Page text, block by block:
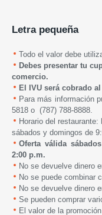
Letra pequeña
Todo el valor debe
Debes presentar tu
comercio.
El IVU será cobrado
Para más información
5818 o (787) 788-8888.
Horario del
sábados y domingos de
Oferta válida
2:00 p.m.
No se devuelve dinero
No se puede combinar
No se devuelve dinero
Se pueden comprar
El valor de la